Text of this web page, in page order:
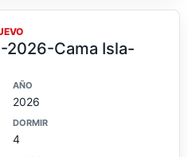
2026-Cama Isla-
AÑO
2026
DORMIR
4